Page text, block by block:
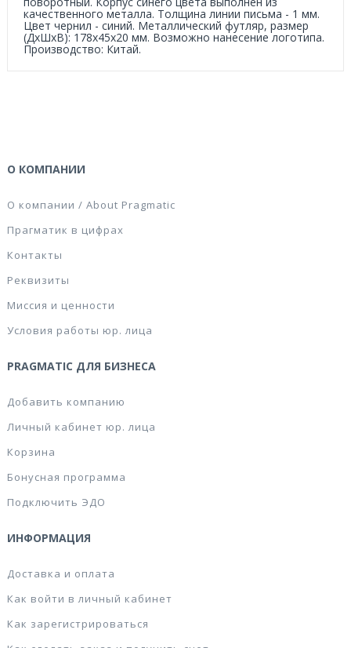
качественного металла. Толщина линии письма - 1 мм.
Цвет чернил - синий. Металлический футляр, размер
(ДxШxВ): 178x45x20 мм. Возможно нанесение логотипа.
Производство: Китай.
О КОМПАНИИ
О компании / About Pragmatic
Прагматик в цифрах
Контакты
Реквизиты
Миссия и ценности
Условия работы юр. лица
PRAGMATIC ДЛЯ БИЗНЕСА
Добавить компанию
Личный кабинет юр. лица
Корзина
Бонусная программа
Подключить ЭДО
ИНФОРМАЦИЯ
Доставка и оплата
Как войти в личный кабинет
Как зарегистрироваться